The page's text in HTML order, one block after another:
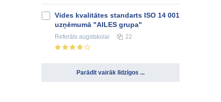
Vides kvalitātes standarts ISO 14 001
uzņēmumā "AILES grupa"
Referāts augstskolai 22
Parādīt vairāk līdzīgos ...